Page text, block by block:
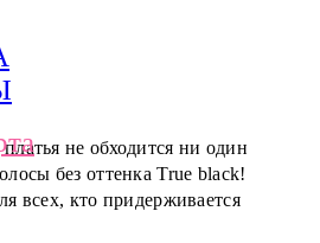
не обходится ни один
без оттенка True black!
всех, кто придерживается